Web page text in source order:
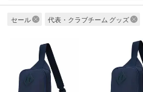
セール 代表・クラブチーム グッズ